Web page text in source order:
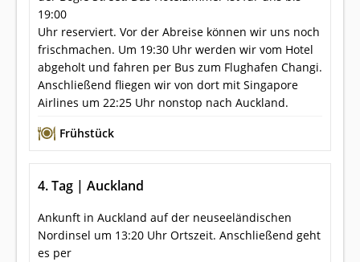
19:00
Uhr reserviert. Vor der Abreise können wir uns noch
frischmachen. Um 19:30 Uhr werden wir vom Hotel
abgeholt und fahren per Bus zum Flughafen Changi.
Anschließend fliegen wir von dort mit Singapore
Airlines um 22:25 Uhr nonstop nach Auckland.
Frühstück
4. Tag | Auckland
Ankunft in Auckland auf der neuseeländischen
Nordinsel um 13:20 Uhr Ortszeit. Anschließend geht
es per